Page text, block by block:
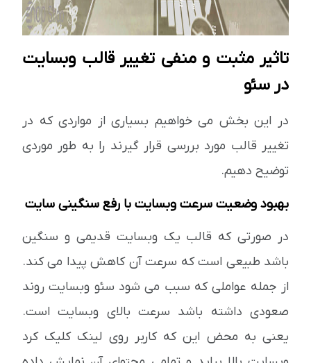
تاثیر مثبت و منفی تغییر قالب وبسایت
در سئو
در این بخش می خواهیم بسیاری از مواردی که در
تغییر قالب مورد بررسی قرار گیرند را به طور موردی
توضیح دهیم.
بهبود وضعیت سرعت وبسایت با رفع سنگینی سایت
در صورتی که قالب یک وبسایت قدیمی و سنگین
باشد طبیعی است که سرعت آن کاهش پیدا می کند.
از جمله عواملی که سبب می شود سئو وبسایت روند
صعودی داشته باشد سرعت بالای وبسایت است.
یعنی به محض این که کاربر روی لینک کلیک کرد